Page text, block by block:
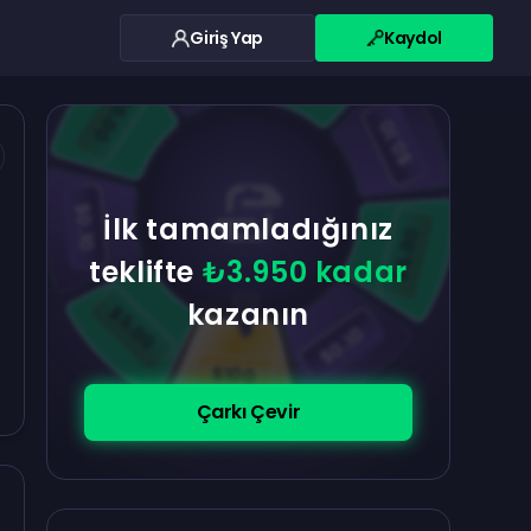
Giriş Yap Kaydol
İlk tamamladığınız
teklifte ₺3.950 kadar
kazanın
Çarkı Çevir
$100
$5.00
$5.00
$0.10 $5.00
$5.00